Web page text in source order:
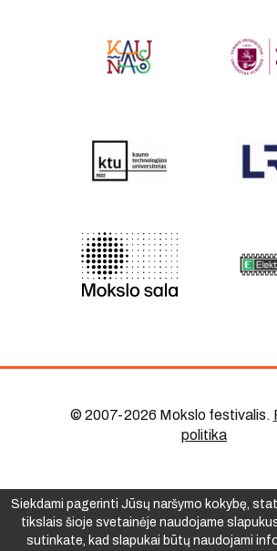
© 2007-2026 Mokslo festivalis.
politika
Siekdami pagerinti Jūsų naršymo kokybę,
tikslais šioje svetainėje naudojame
sutinkate, kad slapukai būtų naudojami